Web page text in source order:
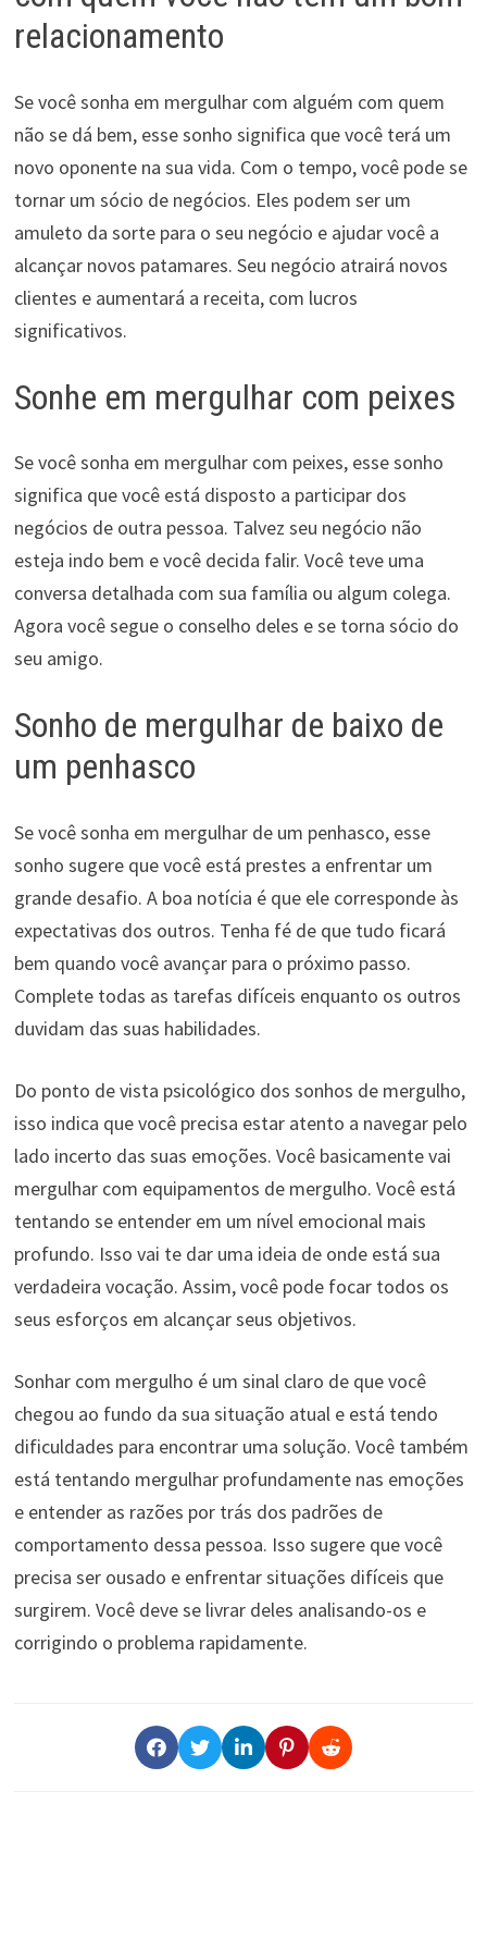
relacionamento
Se você sonha em mergulhar com alguém com quem
não se dá bem, esse sonho significa que você terá um
novo oponente na sua vida. Com o tempo, você pode se
tornar um sócio de negócios. Eles podem ser um
amuleto da sorte para o seu negócio e ajudar você a
alcançar novos patamares. Seu negócio atrairá novos
clientes e aumentará a receita, com lucros
significativos.
Sonhe em mergulhar com peixes
Se você sonha em mergulhar com peixes, esse sonho
significa que você está disposto a participar dos
negócios de outra pessoa. Talvez seu negócio não
esteja indo bem e você decida falir. Você teve uma
conversa detalhada com sua família ou algum colega.
Agora você segue o conselho deles e se torna sócio do
seu amigo.
Sonho de mergulhar de baixo de
um penhasco
Se você sonha em mergulhar de um penhasco, esse
sonho sugere que você está prestes a enfrentar um
grande desafio. A boa notícia é que ele corresponde às
expectativas dos outros. Tenha fé de que tudo ficará
bem quando você avançar para o próximo passo.
Complete todas as tarefas difíceis enquanto os outros
duvidam das suas habilidades.
Do ponto de vista psicológico dos sonhos de mergulho,
isso indica que você precisa estar atento a navegar pelo
lado incerto das suas emoções. Você basicamente vai
mergulhar com equipamentos de mergulho. Você está
tentando se entender em um nível emocional mais
profundo. Isso vai te dar uma ideia de onde está sua
verdadeira vocação. Assim, você pode focar todos os
seus esforços em alcançar seus objetivos.
Sonhar com mergulho é um sinal claro de que você
chegou ao fundo da sua situação atual e está tendo
dificuldades para encontrar uma solução. Você também
está tentando mergulhar profundamente nas emoções
e entender as razões por trás dos padrões de
comportamento dessa pessoa. Isso sugere que você
precisa ser ousado e enfrentar situações difíceis que
surgirem. Você deve se livrar deles analisando-os e
corrigindo o problema rapidamente.